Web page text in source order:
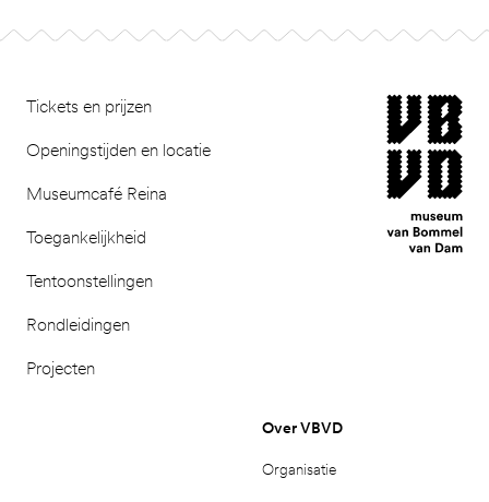
Tickets en prijzen
Openingstijden en locatie
Museumcafé Reina
Toegankelijkheid
Tentoonstellingen
Rondleidingen
Projecten
museum van
Over VBVD
Organisatie